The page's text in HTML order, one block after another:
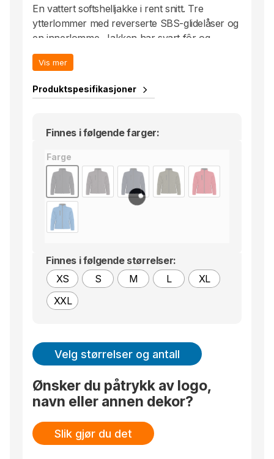
En vattert softshelljakke i rent snitt. Tre
ytterlommer med reverserte SBS-glidelåser og
en innerlomme. Jakken har svart fôr og
broderingslomme med glidelås. Avtagbar etikett
i nakken.
Vis mer
Produktspesifikasjoner
Finnes i følgende farger:
Farge
Finnes i følgende størrelser:
XS
S M L
XL
XXL
Velg størrelser og antall
Ønsker du påtrykk av logo,
navn eller annen dekor?
Slik gjør du det